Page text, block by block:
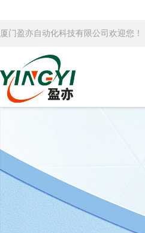
厦门盈亦自动化科技有限公司欢迎您！